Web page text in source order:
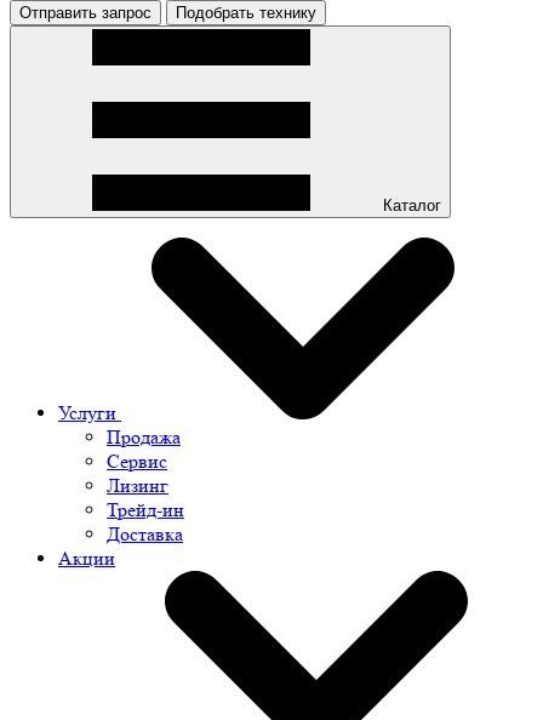
Отправить запрос Подобрать технику
Каталог
Услуги
Продажа
Сервис
Лизинг
Трейд-ин
Доставка
Акции